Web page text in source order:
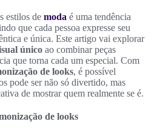
estilos de moda é uma tendência
que cada pessoa expresse seu
e única. Este artigo vai explorar
único ao combinar peças
que torna cada um especial. Com
de looks, é possível
pode ser não só divertido, mas
de mostrar quem realmente se é.
de looks